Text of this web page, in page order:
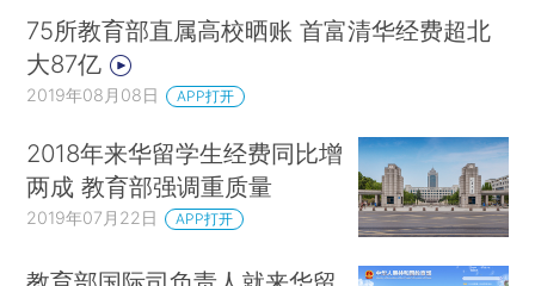
75所教育部直属高校晒账 首富清华经费超北
大87亿
2019年08月08日 APP打开
2018年来华留学生经费同比增
两成 教育部强调重质量
2019年07月22日 APP打开